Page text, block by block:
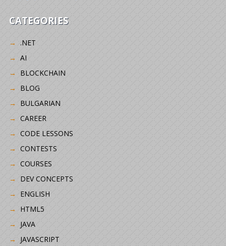
CATEGORIES
.NET
AI
BLOCKCHAIN
BLOG
BULGARIAN
CAREER
CODE LESSONS
CONTESTS
COURSES
DEV CONCEPTS
ENGLISH
HTML5
JAVA
JAVASCRIPT